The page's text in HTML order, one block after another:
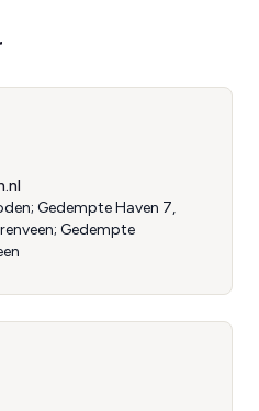
Gedempte Haven 7,
Gedempte